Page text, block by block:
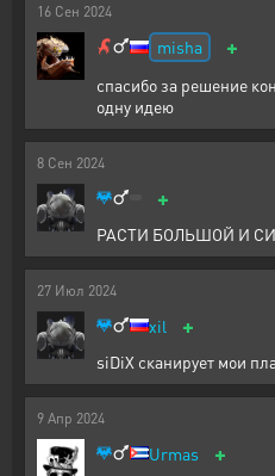
16 Сен 2024
misha +
спасибо за решение
одну идею
8 Сен 2024
+
РАСТИ БОЛЬШОЙ И
27 Июл 2024
xil +
siDiX сканирует мои
9 Апр 2024
Urmas +